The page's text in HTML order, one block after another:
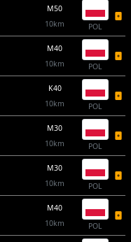
M50
10km
POL
M40
10km
POL
K40
10km
POL
M30
10km
POL
M30
10km
POL
M40
10km
POL